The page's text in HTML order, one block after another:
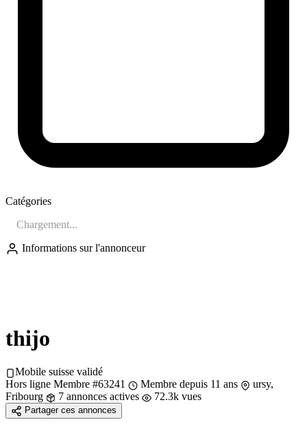
Catégories
Chargement...
Informations sur l'annonceur
thijo
Mobile suisse validé
Hors ligne Membre #63241 Membre depuis 11 ans
ursy,
Fribourg
7 annonces actives 72.3k vues
Partager ces annonces